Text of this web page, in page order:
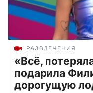
РАЗВЛЕЧЕНИЯ
«Всё,
подарила
дорогущую